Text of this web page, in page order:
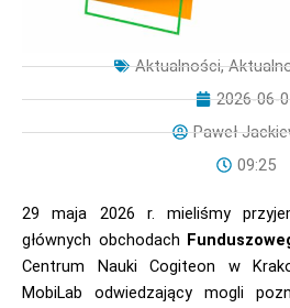
Aktualności,
2026-06-
Paweł
09:25
29 maja 2026 r. mieliśmy
głównych obchodach
Centrum Nauki Cogiteon w
MobiLab odwiedzający mogli